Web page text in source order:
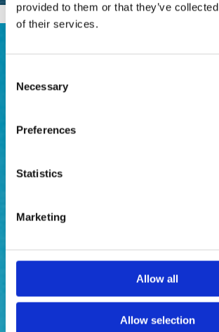
provided to them or that they’ve
of their services.
Selection
Necessary
Preferences
Statistics
Marketing
Allow all
Allow selection